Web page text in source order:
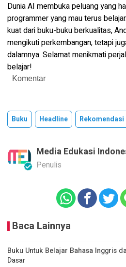
Dunia AI membuka peluang yang
programmer yang mau terus
kuat dari buku-buku berkualitas,
mengikuti perkembangan, tetapi
dalamnya. Selamat menikmati
belajar!
Komentar
Buku Headline Rekomendasi
Media Edukasi
Penulis
Baca Lainnya
Buku Untuk Belajar Bahasa Inggris
Dasar